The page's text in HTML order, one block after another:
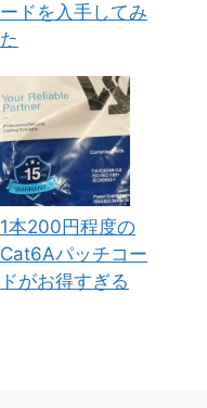
ードを入手してみ
た
1本200円程度の
Cat6Aパッチコー
ドがお得すぎる